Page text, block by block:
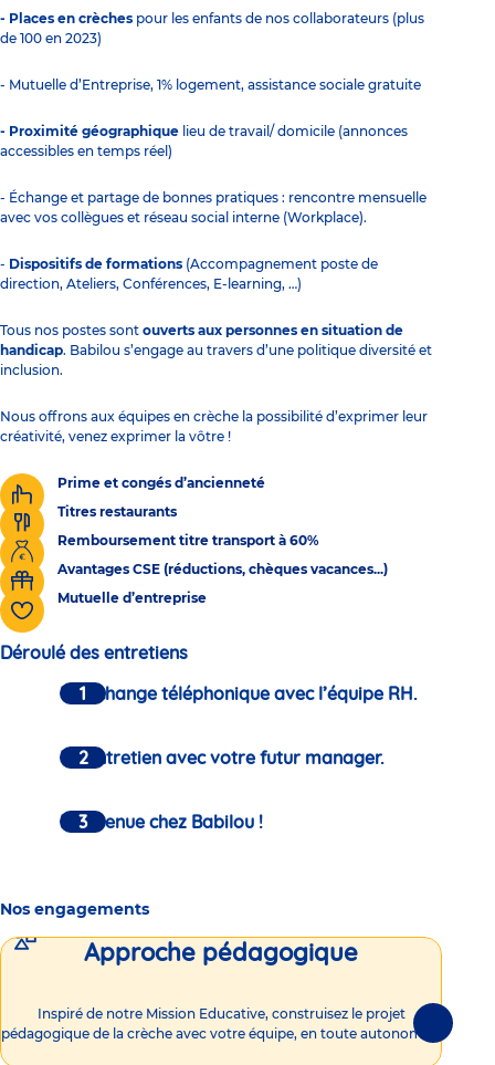
- Places en crèches pour les enfants de nos collaborateurs (plus
de 100 en 2023)
- Mutuelle d’Entreprise, 1% logement, assistance sociale gratuite
- Proximité géographique lieu de travail/ domicile (annonces
accessibles en temps réel)
- Échange et partage de bonnes pratiques : rencontre mensuelle
avec vos collègues et réseau social interne (Workplace).
- Dispositifs de formations (Accompagnement poste de
direction, Ateliers, Conférences, E-learning, …)
Tous nos postes sont ouverts aux personnes en situation de
handicap. Babilou s’engage au travers d’une politique diversité et
inclusion.
Nous offrons aux équipes en crèche la possibilité d’exprimer leur
créativité, venez exprimer la vôtre !
Prime et congés d’ancienneté
Titres restaurants
Remboursement titre transport à 60%
Avantages CSE (réductions, chèques vacances...)
Mutuelle d’entreprise
Déroulé des entretiens
Un échange téléphonique avec l’équipe RH.
Un entretien avec votre futur manager.
Bienvenue chez Babilou !
Nos engagements
Approche pédagogique
Inspiré de notre Mission Educative, construisez le projet
pédagogique de la crèche avec votre équipe, en toute autonomie !